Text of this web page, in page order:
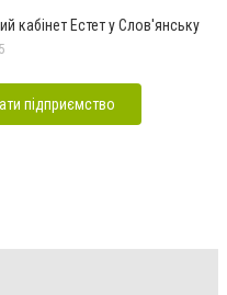
кабінет Естет у Слов'янську
підприємство